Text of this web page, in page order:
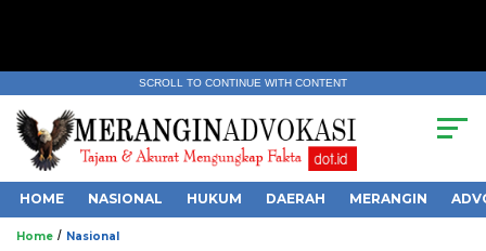
SCROLL TO CONTINUE WITH CONTENT
HOME NASIONAL HUKUM DAERAH MERANGIN
Home / Nasional